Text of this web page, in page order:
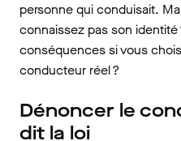
personne qui conduisait.
connaissez pas son
conséquences si vous
conducteur réel ?
Dénoncer le
dit la loi